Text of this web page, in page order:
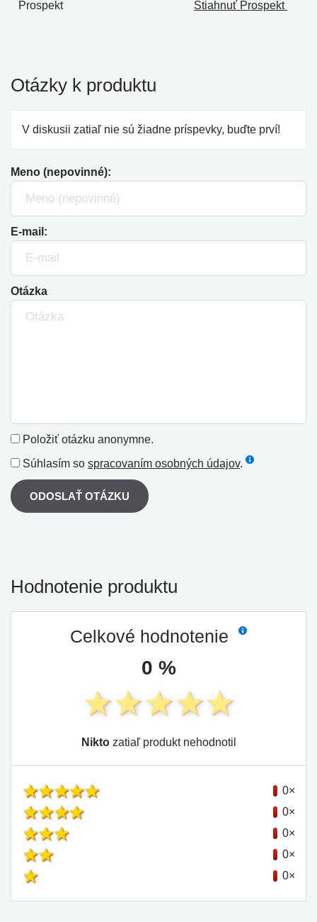
Prospekt Stiahnuť Prospekt
Otázky k produktu
V diskusii zatiaľ nie sú žiadne príspevky, buďte prví!
Meno (nepovinné):
E-mail:
Otázka
Položiť otázku anonymne.
Súhlasím so spracovaním osobných údajov.
ODOSLAŤ OTÁZKU
Hodnotenie produktu
Celkové hodnotenie
0 %
Niktozatiaľ produkt nehodnotil
0×
0×
0×
0×
0×